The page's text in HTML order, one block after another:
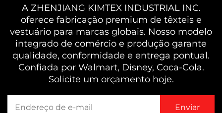
A ZHENJIANG KIMTEX INDUSTRIAL INC.
oferece fabricação premium de têxteis e
vestuário para marcas globais. Nosso modelo
integrado de comércio e produção garante
qualidade, conformidade e entrega pontual.
Confiada por Walmart, Disney, Coca-Cola.
Solicite um orçamento hoje.